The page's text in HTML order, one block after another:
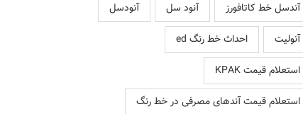
آندسل خط کاتافورز
آنود سل
آنودسل
آنولیت
احداث خط رنگ ed
استعلام قیمت KPAK
استعلام قیمت آندهای مصرفی در خط رنگ